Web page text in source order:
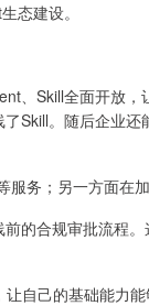
态建设。
、Skill全面开放
Skill。随后企业
务；另一方面在
的合规审批流程。
自己的基础能力